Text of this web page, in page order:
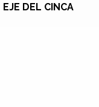
EJE DEL CINCA